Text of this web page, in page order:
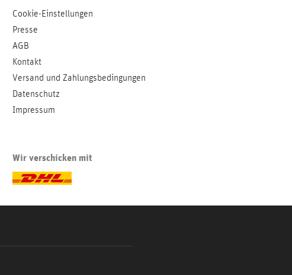
Cookie-Einstellungen
Presse
AGB
Kontakt
Versand und Zahlungsbedingungen
Datenschutz
Impressum
Wir verschicken mit